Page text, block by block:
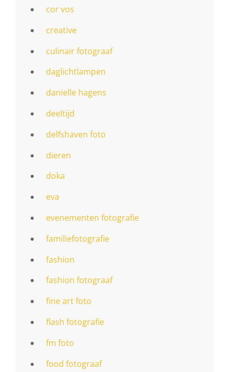
cor vos
creative
culinair fotograaf
daglichtlampen
danielle hagens
deeltijd
delfshaven foto
dieren
doka
eva
evenementen fotografie
familiefotografie
fashion
fashion fotograaf
fine art foto
flash fotografie
fm foto
food fotograaf